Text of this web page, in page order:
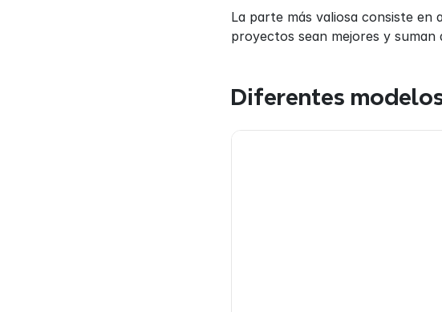
La parte más valiosa consiste en
proyectos sean mejores y
Diferentes